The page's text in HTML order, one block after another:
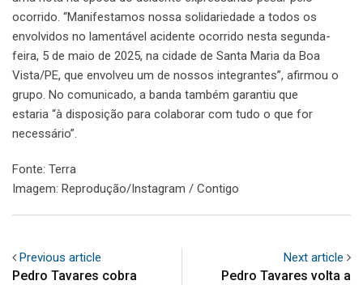
ocorrido. “Manifestamos nossa solidariedade a todos os
envolvidos no lamentável acidente ocorrido nesta segunda-
feira, 5 de maio de 2025, na cidade de Santa Maria da Boa
Vista/PE, que envolveu um de nossos integrantes”, afirmou o
grupo. No comunicado, a banda também garantiu que
estaria “à disposição para colaborar com tudo o que for
necessário”.
Fonte: Terra
Imagem: Reprodução/Instagram / Contigo
Previous article
Pedro Tavares cobra
Next article
Pedro Tavares volta a